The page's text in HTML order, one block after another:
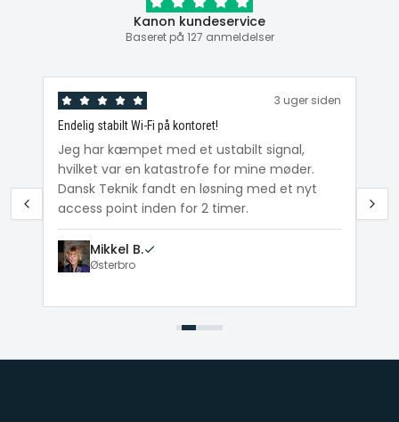
Kanon kundeservice
Baseret på 127 anmeldelser
3 uger siden
Endelig stabilt Wi-Fi på kontoret!
Jeg har kæmpet med et ustabilt signal,
hvilket var en katastrofe for mine møder.
Dansk Teknik fandt en løsning med et nyt
access point inden for 2 timer.
Mikkel B.
Østerbro